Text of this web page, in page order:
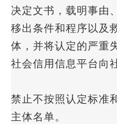
决定文书，载明事由
移出条件和程序以及
体，并将认定的严重
社会信用信息平台向
禁止不按照认定标准
主体名单。